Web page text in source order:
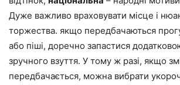
Дуже важливо враховувати місце і
торжества. якщо передбачаються
або піші, доречно запастися
зручного взуття. У тому ж разі, якщо
передбачається, можна вибрати